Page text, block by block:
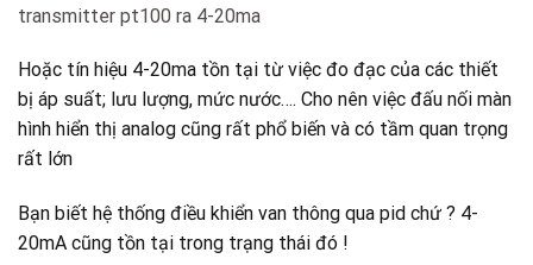
transmitter pt100 ra 4-20ma
Hoặc tín hiệu 4-20ma tồn tại từ việc đo đạc của các thiết
bị áp suất; lưu lượng, mức nước…. Cho nên việc đấu nối màn
hình hiển thị analog cũng rất phổ biến và có tầm quan trọng
rất lớn
Bạn biết hệ thống điều khiển van thông qua pid chứ ? 4-
20mA cũng tồn tại trong trạng thái đó !